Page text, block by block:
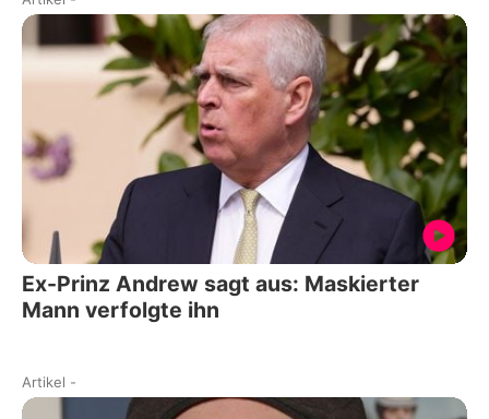
Ex-Prinz Andrew sagt aus: Maskierter
Mann verfolgte ihn
Artikel -